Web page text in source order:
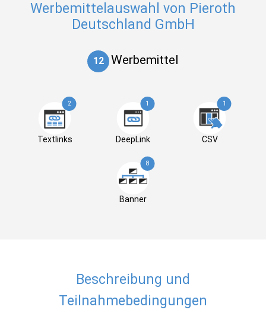
Werbemittelauswahl von Pieroth
Deutschland GmbH
12 Werbemittel
2
Textlinks
1
DeepLink
1
CSV
8
Banner
Beschreibung und
Teilnahmebedingungen